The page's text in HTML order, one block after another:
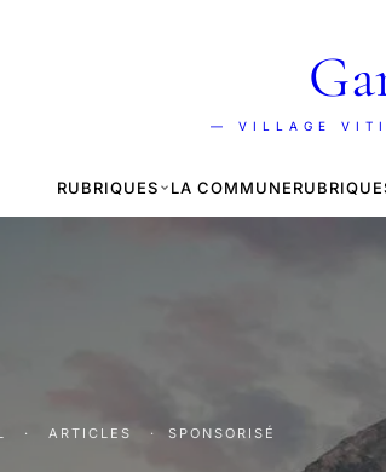
— VILLAGE
RUBRIQUES LA COMMUNE
· ARTICLES · SPONSORISÉ